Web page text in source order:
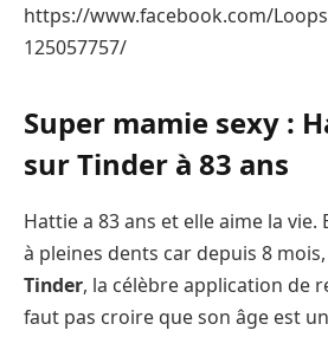
https://www.facebook.com/
125057757/
Super mamie sexy :
sur Tinder à 83 ans
Hattie a 83 ans et elle aime la vie.
à pleines dents car depuis 8
Tinder, la célèbre application de
faut pas croire que son âge est